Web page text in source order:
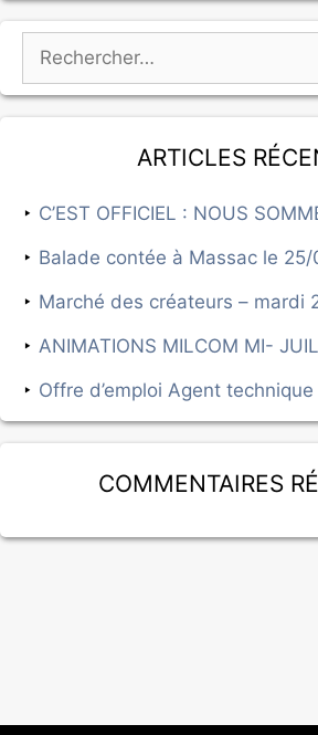
Articles
C’EST OFFICIEL : NOUS
Balade contée à Massac le 25/
Marché des créateurs – mardi
ANIMATIONS MILCOM MI-
Offre d’emploi Agent
Commentaires